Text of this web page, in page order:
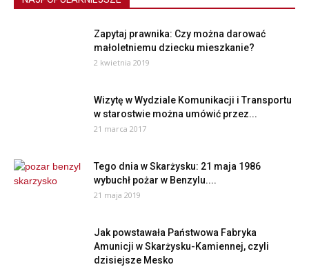
Zapytaj prawnika: Czy można darować
małoletniemu dziecku mieszkanie?
2 kwietnia 2019
Wizytę w Wydziale Komunikacji i Transportu
w starostwie można umówić przez...
21 marca 2017
Tego dnia w Skarżysku: 21 maja 1986
wybuchł pożar w Benzylu....
21 maja 2019
Jak powstawała Państwowa Fabryka
Amunicji w Skarżysku-Kamiennej, czyli
dzisiejsze Mesko